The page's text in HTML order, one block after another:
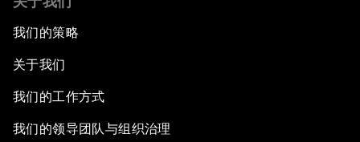
我们的策略
关于我们
我们的工作方式
我们的领导团队与组织治理